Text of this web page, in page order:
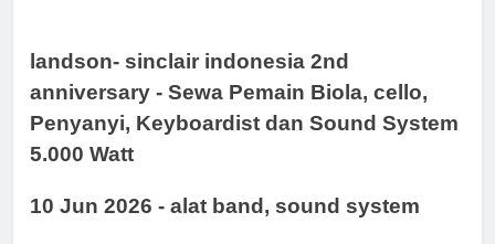
landson- sinclair indonesia 2nd
anniversary - Sewa Pemain Biola, cello,
Penyanyi, Keyboardist dan Sound System
5.000 Watt
10 Jun 2026 - alat band, sound system